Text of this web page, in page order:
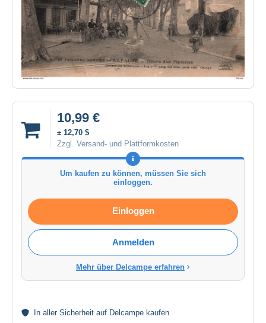
10,99 €
± 12,70 $
Zzgl. Versand- und Plattformkosten
Um kaufen zu können, müssen Sie sich
einloggen.
Einloggen
Anmelden
Mehr über Delcampe erfahren
In aller Sicherheit auf Delcampe kaufen